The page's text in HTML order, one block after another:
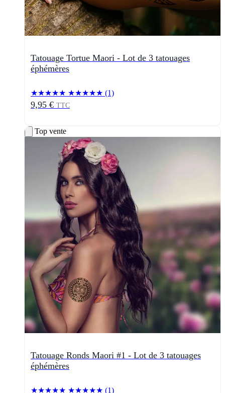
Tatouage Tortue Maori - Lot de 3 tatouages
éphémères
★★★★★ ★★★★★ (1)
9,95 € TTC
Top vente
Tatouage Ronds Maori #1 - Lot de 3 tatouages
éphémères
★★★★★ ★★★★★ (1)